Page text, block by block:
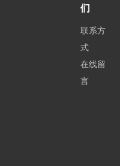
们
联系方
式
在线留
言